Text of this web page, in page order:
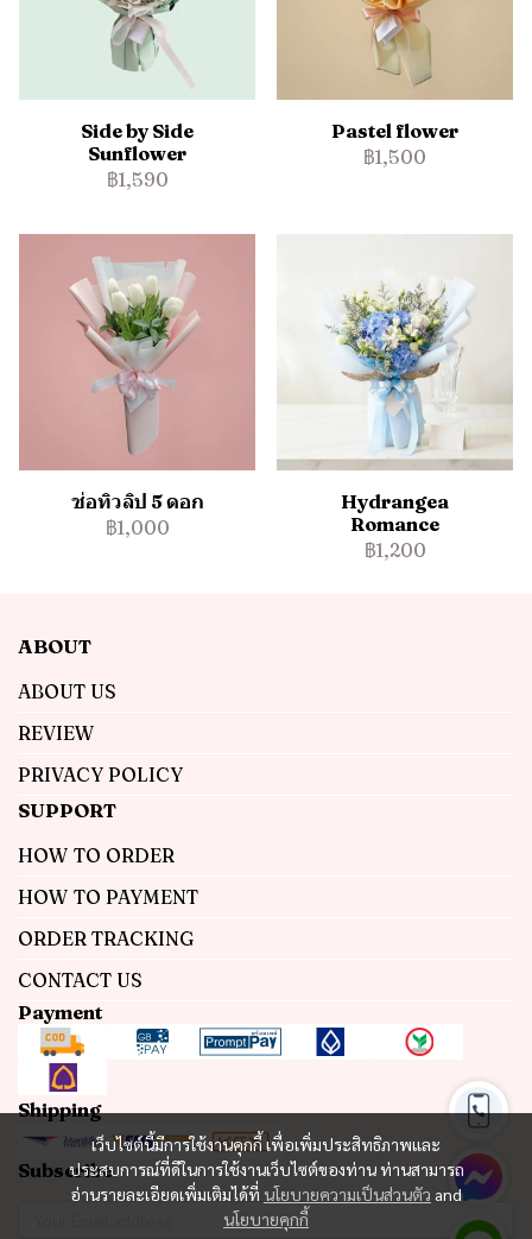
Side by Side
Sunflower
฿1,590
Pastel flower
฿1,500
ช่อทิวลิป 5 ดอก
฿1,000
Hydrangea
Romance
฿1,200
เว็บไซต์นี้มีการใช้งานคุกกี้ เพื่อเพิ่มประสิทธิภาพและ
ประสบการณ์ที่ดีในการใช้งานเว็บไซต์ของท่าน ท่านสามารถ
อ่านรายละเอียดเพิ่มเติมได้ที่ นโยบายความเป็นส่วนตัว and
นโยบายคุกกี้
ABOUT
ABOUT US
REVIEW
PRIVACY POLICY
SUPPORT
HOW TO ORDER
HOW TO PAYMENT
ORDER TRACKING
CONTACT US
Payment
Shipping
Subscribe